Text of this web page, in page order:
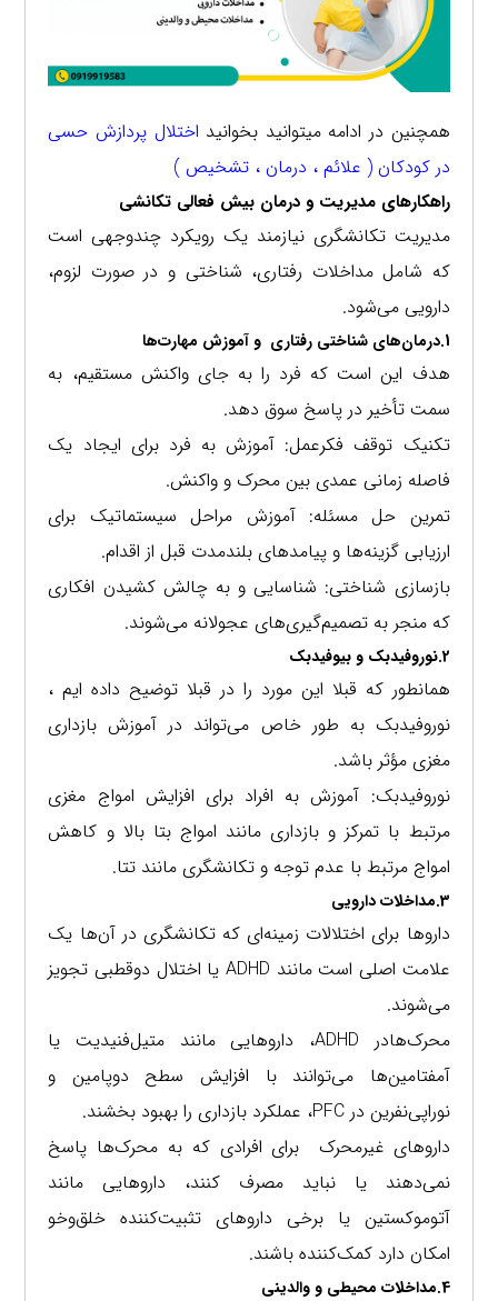
همچنین در ادامه میتوانید بخوانید اختلال پردازش حسی
در کودکان ( علائم ، درمان ، تشخیص )
راهکارهای مدیریت و درمان بیش فعالی تکانشی
مدیریت تکانشگری نیازمند یک رویکرد چندوجهی است
که شامل مداخلات رفتاری، شناختی و در صورت لزوم،
دارویی می‌شود.
1.درمان‌های شناختی رفتاری و آموزش مهارت‌ها
هدف این است که فرد را به جای واکنش مستقیم، به
سمت تأخیر در پاسخ سوق دهد.
تکنیک توقف فکرعمل: آموزش به فرد برای ایجاد یک
فاصله زمانی عمدی بین محرک و واکنش.
تمرین حل مسئله: آموزش مراحل سیستماتیک برای
ارزیابی گزینه‌ها و پیامدهای بلندمدت قبل از اقدام.
بازسازی شناختی: شناسایی و به چالش کشیدن افکاری
که منجر به تصمیم‌گیری‌های عجولانه می‌شوند.
2.نوروفیدبک و بیوفیدبک
همانطور که قبلا این مورد را در قبلا توضیح داده ایم ،
نوروفیدبک به طور خاص می‌تواند در آموزش بازداری
مغزی مؤثر باشد.
نوروفیدبک: آموزش به افراد برای افزایش امواج مغزی
مرتبط با تمرکز و بازداری مانند امواج بتا بالا و کاهش
امواج مرتبط با عدم توجه و تکانشگری مانند تتا.
3.مداخلات دارویی
داروها برای اختلالات زمینه‌ای که تکانشگری در آن‌ها یک
علامت اصلی است مانند ADHD یا اختلال دوقطبی تجویز
می‌شوند.
محرک‌هادر ADHD، داروهایی مانند متیل‌فنیدیت یا
آمفتامین‌ها می‌توانند با افزایش سطح دوپامین و
نوراپی‌نفرین در PFC، عملکرد بازداری را بهبود بخشند.
داروهای غیرمحرک برای افرادی که به محرک‌ها پاسخ
نمی‌دهند یا نباید مصرف کنند، داروهایی مانند
آتوموکستین یا برخی داروهای تثبیت‌کننده خلق‌وخو
امکان دارد کمک‌کننده باشند.
4.مداخلات محیطی و والدینی